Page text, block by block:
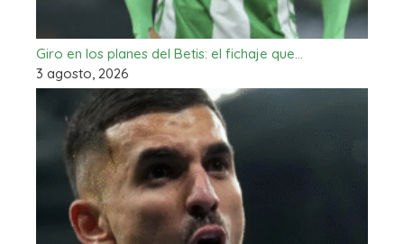
Giro en los planes del Betis: el fichaje que…
3 agosto, 2026